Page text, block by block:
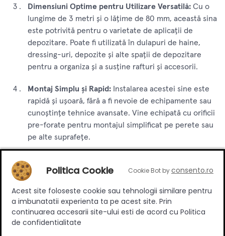
Dimensiuni Optime pentru Utilizare Versatilă: Cu o
lungime de 3 metri și o lățime de 80 mm, această sina
este potrivită pentru o varietate de aplicații de
depozitare. Poate fi utilizată în dulapuri de haine,
dressing-uri, depozite și alte spații de depozitare
pentru a organiza și a susține rafturi și accesorii.
Montaj Simplu și Rapid: Instalarea acestei sine este
rapidă și ușoară, fără a fi nevoie de echipamente sau
cunoștințe tehnice avansate. Vine echipată cu orificii
pre-forate pentru montajul simplificat pe perete sau
pe alte suprafețe.
conferă acestei sine un aspect modern și elegant,
decoruri interioare. Adaugă un plus de stil și
rafinament spațiului de depozitare.
Politica Cookie Cookie Bot byconsento.ro
Acest site foloseste cookie sau tehnologii similare pentru
a imbunatatii experienta ta pe acest site. Prin
continuarea accesarii site-ului esti de acord cu Politica
de confidentialitate